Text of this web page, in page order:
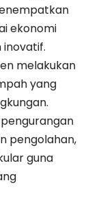
ekonomi
melakukan
yang
pengolahan,
guna